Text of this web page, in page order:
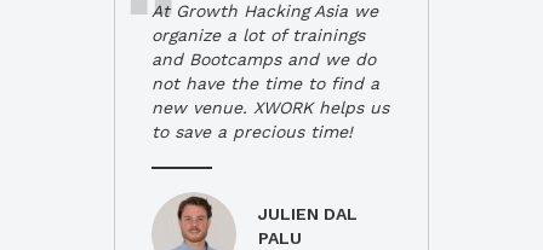
At Growth Hacking Asia we
organize a lot of trainings
and Bootcamps and we do
not have the time to find a
new venue. XWORK helps us
to save a precious time!
JULIEN DAL
PALU